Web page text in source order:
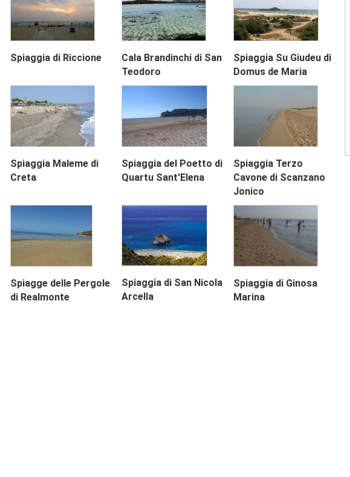
Spiaggia di Riccione
Cala Brandinchi di San
Teodoro
Spiaggia Su Giudeu di
Domus de Maria
Spiaggia Maleme di
Creta
Spiaggia del Poetto di
Quartu Sant'Elena
Spiaggia Terzo
Cavone di Scanzano
Jonico
Spiagge delle Pergole
di Realmonte
Spiaggia di San Nicola
Arcella
Spiaggia di Ginosa
Marina
rappresenta uno dei più vasti...
4.0(1)
La spiaggia di Alassio è caratterizzata da
una bellissima distesa di...
3